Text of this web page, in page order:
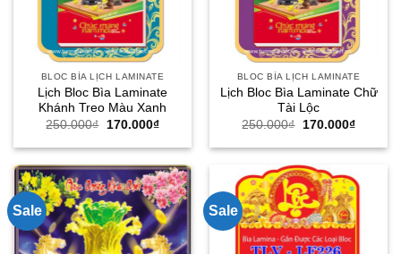
BLOC BÌA LỊCH LAMINATE
Lịch Bloc Bìa Laminate
Khánh Treo Màu Xanh
250.000₫
Giá
là:
170.000₫Giá
tại
170.000₫.
BLOC BÌA LỊCH LAMINATE
Lịch Bloc Bìa Laminate Chữ
Tài Lộc
250.000₫
Giá
là:
170.000₫Giá
tại
Sale Sale